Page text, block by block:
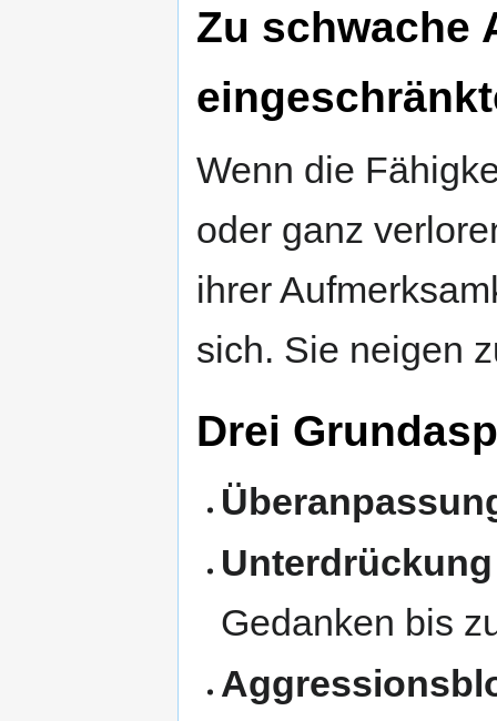
Zu schwache
Wenn die
oder ganz
ihrer
sich. Sie neigen
Drei
Unterdrückung
Gedanken bis